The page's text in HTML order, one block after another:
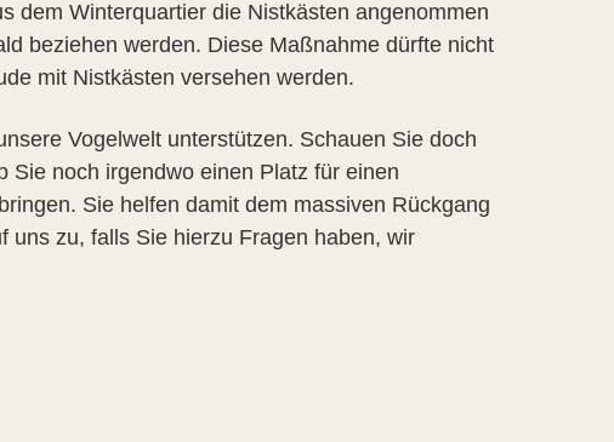
dem Winterquartier die Nistkästen angenommen
beziehen werden. Diese Maßnahme dürfte nicht
mit Nistkästen versehen werden.
Vogelwelt unterstützen. Schauen Sie doch
Sie noch irgendwo einen Platz für einen
Sie helfen damit dem massiven Rückgang
uns zu, falls Sie hierzu Fragen haben, wir